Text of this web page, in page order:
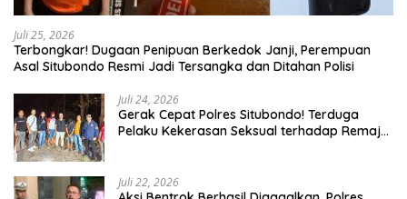
Juli 25, 2026
Terbongkar! Dugaan Penipuan Berkedok Janji, Perempuan
Asal Situbondo Resmi Jadi Tersangka dan Ditahan Polisi
Juli 24, 2026
Gerak Cepat Polres Situbondo! Terduga
Pelaku Kekerasan Seksual terhadap Remaja
Juli 22, 2026